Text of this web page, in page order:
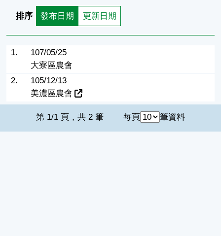
排序 發布日期 更新日期
1.
107/05/25
大寮區農會
2.
105/12/13
美濃區農會
第 1/1 頁，共 2 筆 每頁 筆資料